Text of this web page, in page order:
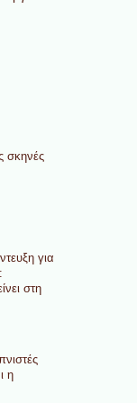
σκηνές
για
στη
η